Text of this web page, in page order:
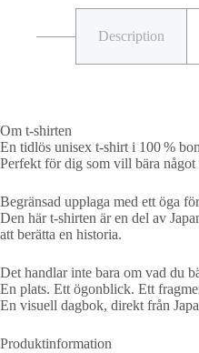
Description
Om t-shirten
En tidlös unisex t-shirt i 100 %
Perfekt för dig som vill bära något
Begränsad upplaga med ett öga
Den här t-shirten är en del av
att berätta en historia.
Det handlar inte bara om vad du
En plats. Ett ögonblick. Ett
En visuell dagbok, direkt från
Produktinformation